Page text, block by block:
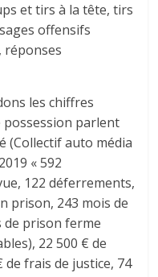
et tirs à la tête, tirs
offensifs
réponses
les chiffres
possession parlent
(Collectif auto média
« 592
122 déferrements,
prison, 243 mois de
de prison ferme
22 500 € de
frais de justice, 74